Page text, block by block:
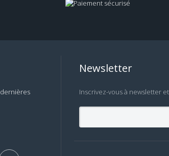
Newsletter
Inscrivez-vous à newsletter